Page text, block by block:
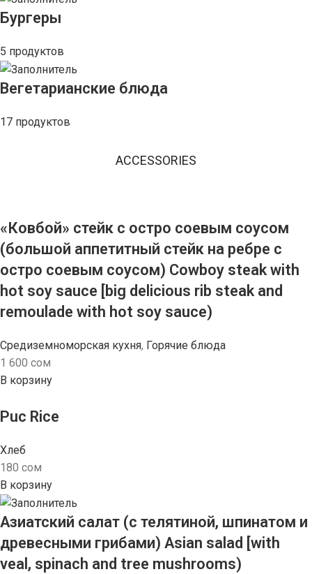
Бургеры
5 продуктов
Вегетарианские блюда
17 продуктов
ACCESSORIES
«Ковбой» стейк с остро соевым соусом
(большой аппетитный стейк на ребре с
остро соевым соусом) Cowboy steak with
hot soy sauce [big delicious rib steak and
remoulade with hot soy sauce)
Средиземноморская кухня, Горячие блюда
1 600 сом
В корзину
Puc Rice
Хлеб
180 сом
В корзину
Азиатский салат (с телятиной, шпинатом и
древесными грибами) Asian salad [with
veal, spinach and tree mushrooms)